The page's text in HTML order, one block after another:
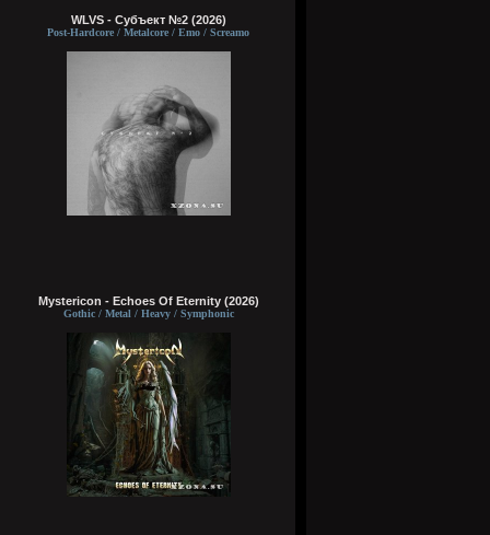
WLVS - Субъект №2 (2026)
Post-Hardcore / Metalcore / Emo / Screamo
Mystericon - Echoes Of Eternity (2026)
Gothic / Metal / Heavy / Symphonic